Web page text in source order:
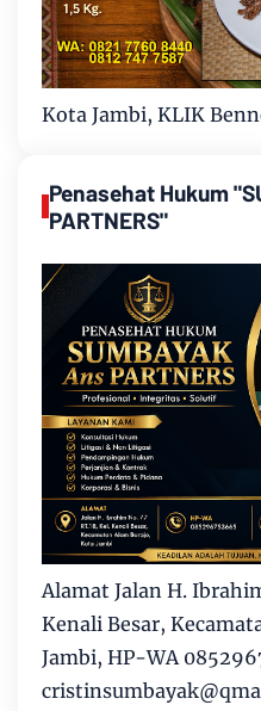
Kota Jambi, KLIK
Penasehat Hukum
PARTNERS"
Alamat Jalan H.
Kenali Besar,
Jambi, HP-WA